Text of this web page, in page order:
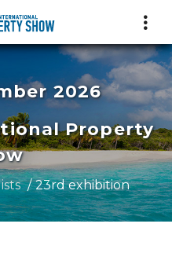
2026
Property
23rd exhibition